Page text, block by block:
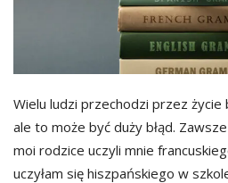
Wielu ludzi przechodzi przez życie
ale to może być duży błąd.
moi rodzice uczyli mnie
uczyłam się hiszpańskiego w